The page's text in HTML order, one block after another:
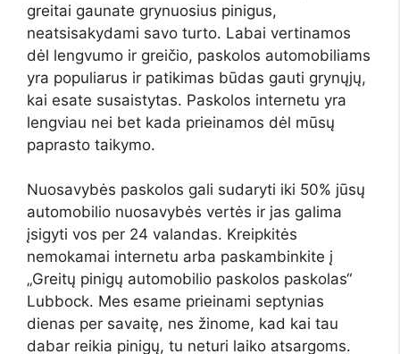
greitai gaunate grynuosius pinigus,
neatsisakydami savo turto. Labai vertinamos
dėl lengvumo ir greičio, paskolos automobiliams
yra populiarus ir patikimas būdas gauti grynųjų,
kai esate susaistytas. Paskolos internetu yra
lengviau nei bet kada prieinamos dėl mūsų
paprasto taikymo.
Nuosavybės paskolos gali sudaryti iki 50% jūsų
automobilio nuosavybės vertės ir jas galima
įsigyti vos per 24 valandas. Kreipkitės
nemokamai internetu arba paskambinkite į
„Greitų pinigų automobilio paskolos paskolas“
Lubbock. Mes esame prieinami septynias
dienas per savaitę, nes žinome, kad kai tau
dabar reikia pinigų, tu neturi laiko atsargoms.